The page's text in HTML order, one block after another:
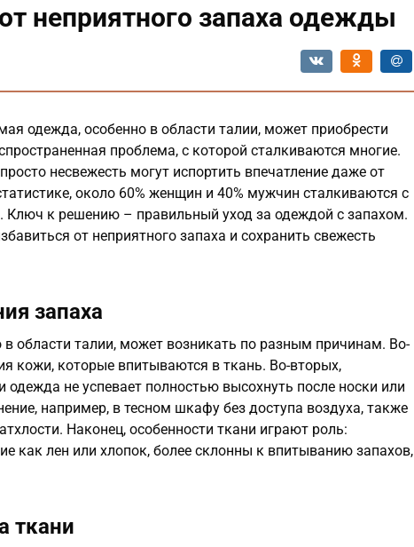
неприятного запаха одежды
одежда, особенно в области талии, может приобрести
проблема, с которой сталкиваются многие.
несвежесть могут испортить впечатление даже от
около 60% женщин и 40% мужчин сталкиваются с
Ключ к решению – правильный уход за одеждой с запахом.
от неприятного запаха и сохранить свежесть
запаха
в области талии, может возникать по разным причинам. Во-
кожи, которые впитываются в ткань. Во-вторых,
одежда не успевает полностью высохнуть после носки или
например, в тесном шкафу без доступа воздуха, также
Наконец, особенности ткани играют роль:
как лен или хлопок, более склонны к впитыванию запахов,
ткани